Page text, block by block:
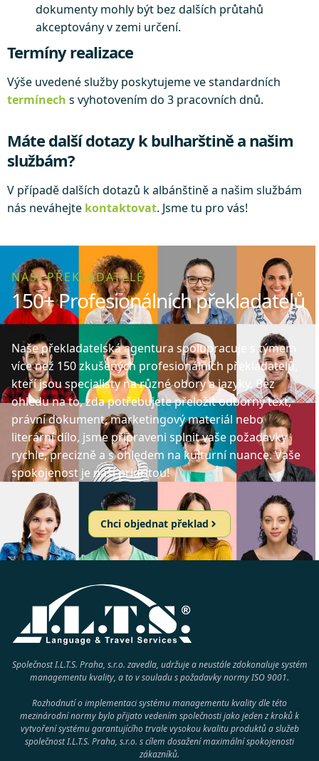
dokumenty mohly být bez dalších průtahů
akceptovány v zemi určení.
Termíny realizace
Výše uvedené služby poskytujeme ve standardních
termínech s vyhotovením do 3 pracovních dnů.
Máte další dotazy k bulharštině a našim
službám?
V případě dalších dotazů k albánštině a našim službám
nás neváhejte kontaktovat. Jsme tu pro vás!
NAŠI PŘEKLADATELÉ
150+ Profesionálních překladatelů
Naše překladatelská agentura spolupracuje s týmem
více než 150 zkušených profesionálních překladatelů,
kteří jsou specialisty na různé obory a jazyky. Bez
ohledu na to, zda potřebujete přeložit odborný text,
právní dokument, marketingový materiál nebo
literární dílo, jsme připraveni splnit vaše požadavky
rychle, precizně a s ohledem na kulturní nuance. Vaše
spokojenost je naší prioritou!
Chci objednat překlad
Společnost I.L.T.S. Praha, s.r.o. zavedla, udržuje a neustále zdokonaluje systém
managementu kvality, a to v souladu s požadavky normyISO 9001.
Rozhodnutí o implementaci systému managementu kvality dle této
mezinárodní normy bylo přijato vedením společnosti jako jeden z kroků k
vytvoření systému garantujícího trvale vysokou kvalitu produktů a služeb
společnostI.L.T.S. Praha, s.r.o. s cílem dosažení maximální spokojenosti
zákazníků.